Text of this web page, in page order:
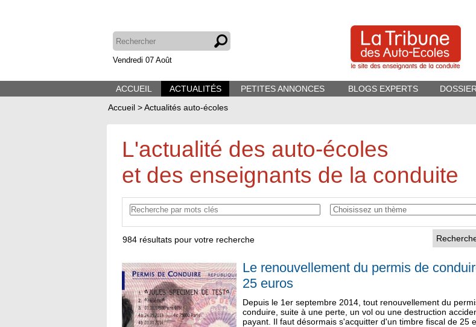
Vendredi 07 Août
ACCUEIL ACTUALITÉS PETITES ANNONCES BLOGS EXPERTS
Accueil >Actualités auto-écoles
L'actualité des auto-écoles
et des enseignants de la conduite
984 résultats pour votre recherche
Le renouvellement du permis de
25 euros
Depuis le 1er septembre 2014, tout renouvellement du
conduire, suite à une perte, un vol ou une destruction
payant. Il faut désormais s'acquitter d'un timbre fiscal de 25